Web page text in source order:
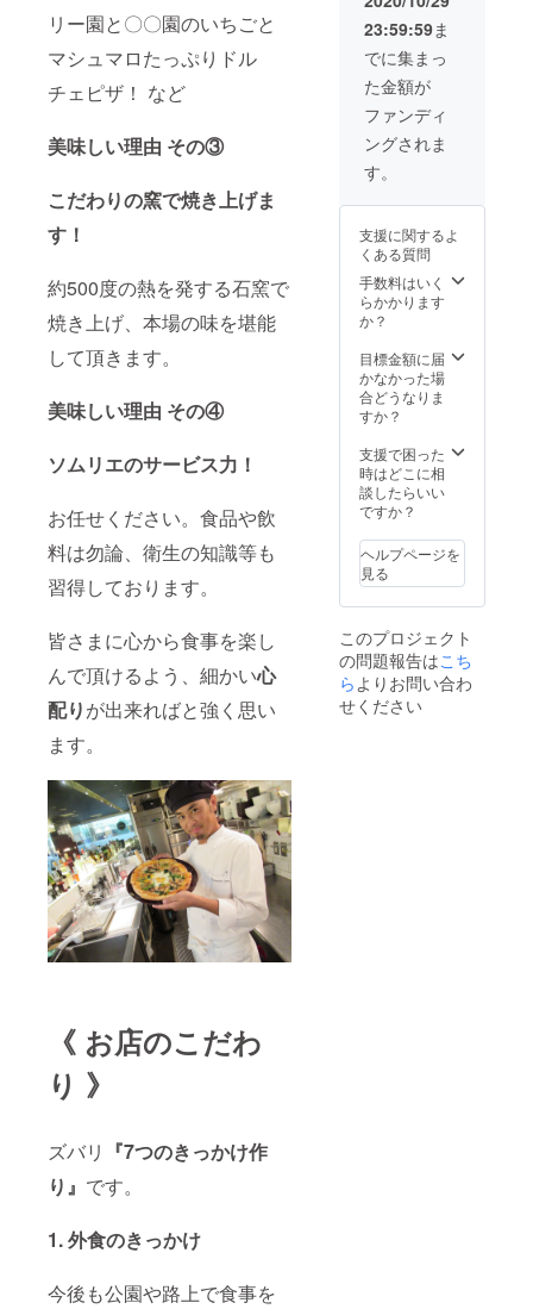
リー園と〇〇園のいちごと
マシュマロたっぷりドル
チェピザ！ など
美味しい理由 その③
こだわりの窯で焼き上げま
す！
約500度の熱を発する石窯で
焼き上げ、本場の味を堪能
して頂きます。
美味しい理由 その④
ソムリエのサービス力！
お任せください。食品や飲
料は勿論、衛生の知識等も
習得しております。
皆さまに心から食事を楽し
んで頂けるよう、細かい心
配りが出来ればと強く思い
ます。
《 お店のこだわ
り 》
ズバリ 『7つのきっかけ作
り』 です。
1. 外食のきっかけ
今後も公園や路上で食事を
府県は
要相
談） ＊
場所代
がかか
る場合
は負担
ます
真を車
内に掲
示させ
て頂き
ます）
＊シャ
ンパン5
本とグ
致しま
オープ
ンの日
程・場
所は決
まり次
絡致し
ます
23:59:59ま
でに集まっ
た金額が
ファンディ
ングされま
す。
支援に関するよ
くある質問
手数料はいく
らかかります
か？
目標金額に届
かなかった場
合どうなりま
すか？
支援で困った
時はどこに相
談したらいい
ですか？
ヘルプページを
見る
このプロジェクト
の問題報告はこち
ら よりお問い合わ
せください